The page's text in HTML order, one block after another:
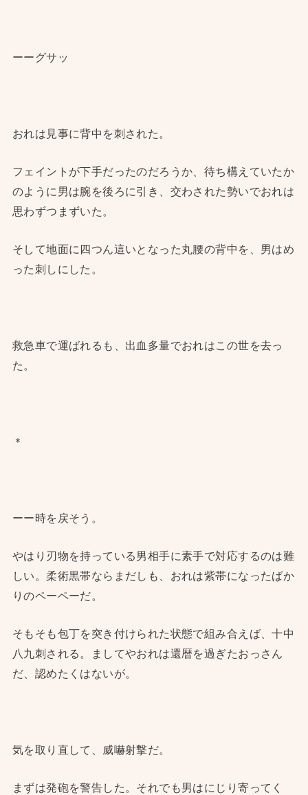
ーーグサッ
おれは見事に背中を刺された。
フェイントが下手だったのだろうか、待ち構えていたか
のように男は腕を後ろに引き、交わされた勢いでおれは
思わずつまずいた。
そして地面に四つん這いとなった丸腰の背中を、男はめ
った刺しにした。
救急車で運ばれるも、出血多量でおれはこの世を去っ
た。
＊
ーー時を戻そう。
やはり刃物を持っている男相手に素手で対応するのは難
しい。柔術黒帯ならまだしも、おれは紫帯になったばか
りのペーペーだ。
そもそも包丁を突き付けられた状態で組み合えば、十中
八九刺される。ましてやおれは還暦を過ぎたおっさん
だ、認めたくはないが。
気を取り直して、威嚇射撃だ。
まずは発砲を警告した。それでも男はにじり寄ってく